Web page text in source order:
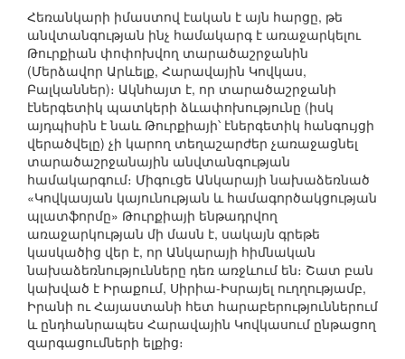
Հեռանկարի իմաստով էական է այն հարցը, թե
անվտանգության ինչ համակարգ է առաջարկելու
Թուրքիան փոփոխվող տարածաշրջանին
(Մերձավոր Արևելք, Հարավային Կովկաս,
Բալկաններ)։ Ակնհայտ է, որ տարածաշրջանի
էներգետիկ պատկերի ձևափոխությունը (իսկ
այդպիսին է նաև Թուրքիայի՝ էներգետիկ հանգույցի
վերածվելը) չի կարող տեղաշարժեր չառաջացնել
տարածաշրջանային անվտանգության
համակարգում։ Միգուցե Անկարայի նախաձեռնած
«Կովկասյան կայունության և համագործակցության
պլատֆորմը» Թուրքիայի ենթադրվող
առաջարկության մի մասն է, սակայն գրեթե
կասկածից վեր է, որ Անկարայի հիմնական
նախաձեռնությունները դեռ առջևում են։ Շատ բան
կախված է Իրաքում, Սիրիա-Իսրայել ուղղությամբ,
Իրանի ու Հայաստանի հետ հարաբերություններում
և ընդհանրապես Հարավային Կովկասում ընթացող
զարգացումների ելքից։